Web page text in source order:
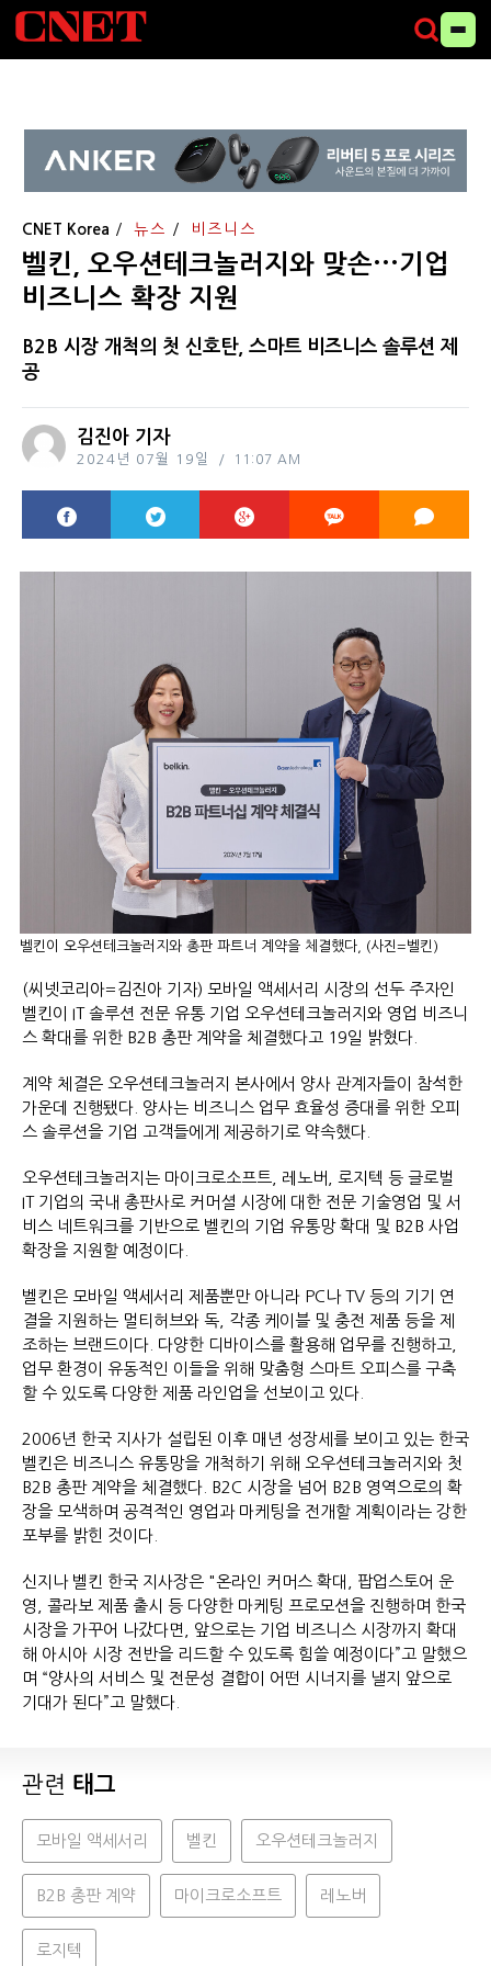
CNET Korea 뉴스 비즈니스
벨킨, 오우션테크놀러지와 맞손···기업
비즈니스 확장 지원
B2B 시장 개척의 첫 신호탄, 스마트 비즈니스 솔루션 제
공
김진아 기자
2024년 07월 19일 11:07 AM
벨킨이 오우션테크놀러지와 총판 파트너 계약을 체결했다, (사진=벨킨)
(씨넷코리아=김진아 기자) 모바일 액세서리 시장의 선두 주자인
벨킨이 IT 솔루션 전문 유통 기업 오우션테크놀러지와 영업 비즈니
스 확대를 위한 B2B 총판 계약을 체결했다고 19일 밝혔다.
계약 체결은 오우션테크놀러지 본사에서 양사 관계자들이 참석한
가운데 진행됐다. 양사는 비즈니스 업무 효율성 증대를 위한 오피
스 솔루션을 기업 고객들에게 제공하기로 약속했다.
오우션테크놀러지는 마이크로소프트, 레노버, 로지텍 등 글로벌
IT 기업의 국내 총판사로 커머셜 시장에 대한 전문 기술영업 및 서
비스 네트워크를 기반으로 벨킨의 기업 유통망 확대 및 B2B 사업
확장을 지원할 예정이다.
벨킨은 모바일 액세서리 제품뿐만 아니라 PC나 TV 등의 기기 연
결을 지원하는 멀티허브와 독, 각종 케이블 및 충전 제품 등을 제
조하는 브랜드이다. 다양한 디바이스를 활용해 업무를 진행하고,
업무 환경이 유동적인 이들을 위해 맞춤형 스마트 오피스를 구축
할 수 있도록 다양한 제품 라인업을 선보이고 있다.
2006년 한국 지사가 설립된 이후 매년 성장세를 보이고 있는 한국
벨킨은 비즈니스 유통망을 개척하기 위해 오우션테크놀러지와 첫
B2B 총판 계약을 체결했다. B2C 시장을 넘어 B2B 영역으로의 확
장을 모색하며 공격적인 영업과 마케팅을 전개할 계획이라는 강한
포부를 밝힌 것이다.
신지나 벨킨 한국 지사장은 "온라인 커머스 확대, 팝업스토어 운
영, 콜라보 제품 출시 등 다양한 마케팅 프로모션을 진행하며 한국
시장을 가꾸어 나갔다면, 앞으로는 기업 비즈니스 시장까지 확대
해 아시아 시장 전반을 리드할 수 있도록 힘쓸 예정이다”고 말했으
며 “양사의 서비스 및 전문성 결합이 어떤 시너지를 낼지 앞으로
기대가 된다”고 말했다.
관련 태그
모바일 액세서리 벨킨 오우션테크놀러지
B2B 총판 계약 마이크로소프트 레노버
로지텍